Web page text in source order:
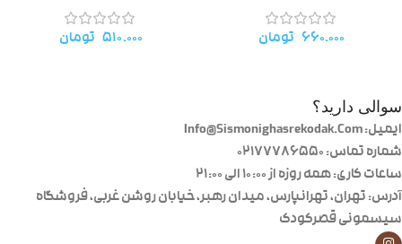
۶۶۰.۰۰۰ تومان ۵۱۰.۰۰۰ تومان
سوالی دارید؟
ایمیل: Info@Sismonighasrekodak.Com
شماره تماس: 02177786550
ساعات کاری: همه روزه از ۱۰:۰۰ الی ۲۱:۰۰
آدرس: تهران، تهرانپارس، میدان رهبر، خیابان روشن غربی، فروشگاه
سیسمونی قصرکودک